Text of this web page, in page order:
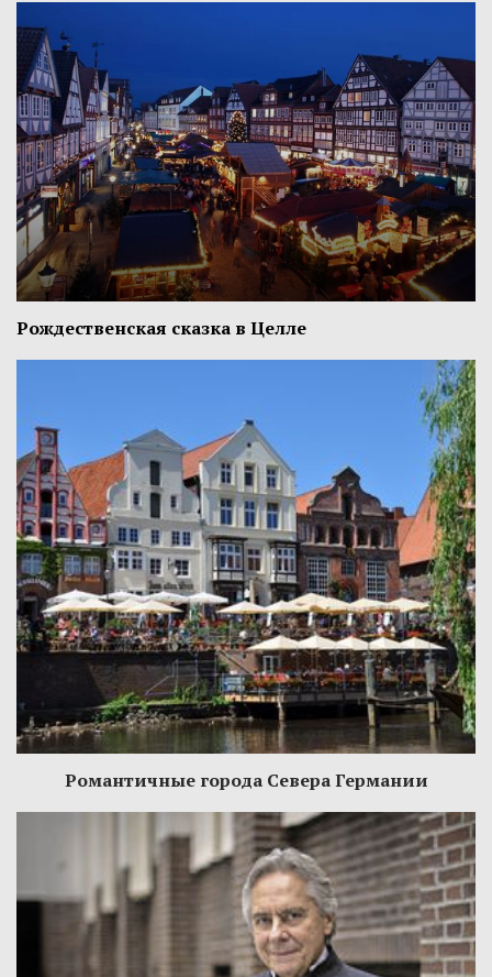
Рождественская сказка в Целле
Романтичные города Севера Германии